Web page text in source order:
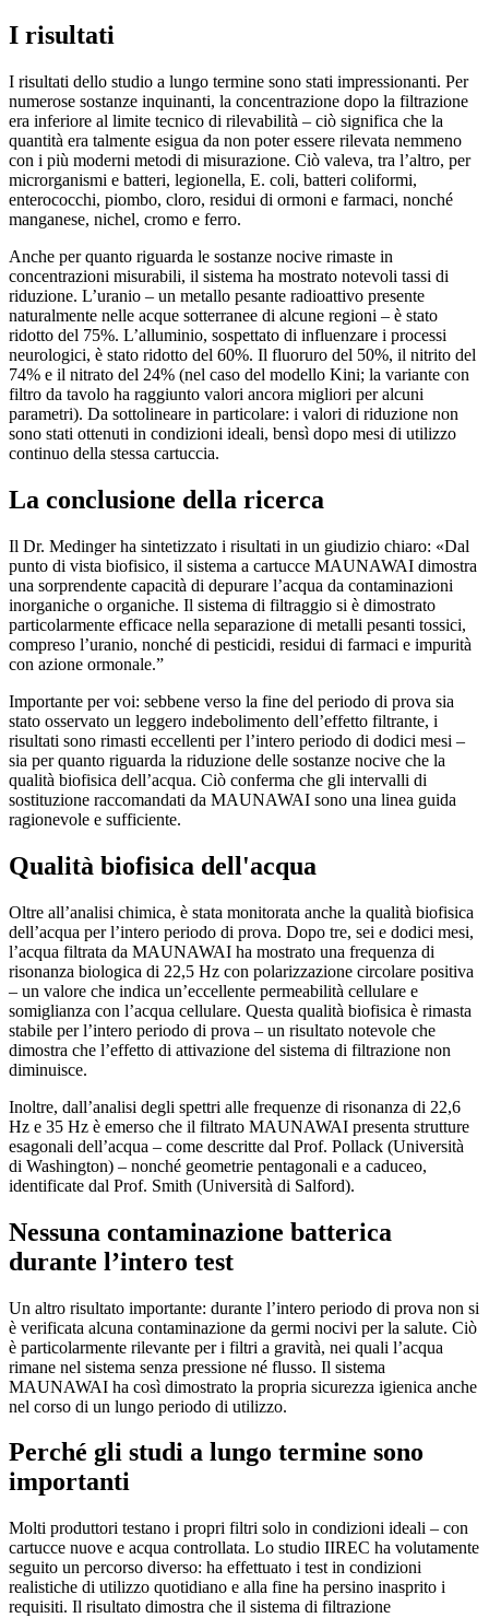
I risultati
I risultati dello studio a lungo termine sono stati impressionanti. Per
numerose sostanze inquinanti, la concentrazione dopo la filtrazione
era inferiore al limite tecnico di rilevabilità – ciò significa che la
quantità era talmente esigua da non poter essere rilevata nemmeno
con i più moderni metodi di misurazione. Ciò valeva, tra l’altro, per
microrganismi e batteri, legionella, E. coli, batteri coliformi,
enterococchi, piombo, cloro, residui di ormoni e farmaci, nonché
manganese, nichel, cromo e ferro.
Anche per quanto riguarda le sostanze nocive rimaste in
concentrazioni misurabili, il sistema ha mostrato notevoli tassi di
riduzione. L’uranio – un metallo pesante radioattivo presente
naturalmente nelle acque sotterranee di alcune regioni – è stato
ridotto del 75%. L’alluminio, sospettato di influenzare i processi
neurologici, è stato ridotto del 60%. Il fluoruro del 50%, il nitrito del
74% e il nitrato del 24% (nel caso del modello Kini; la variante con
filtro da tavolo ha raggiunto valori ancora migliori per alcuni
parametri). Da sottolineare in particolare: i valori di riduzione non
sono stati ottenuti in condizioni ideali, bensì dopo mesi di utilizzo
continuo della stessa cartuccia.
La conclusione della ricerca
Il Dr. Medinger ha sintetizzato i risultati in un giudizio chiaro: «Dal
punto di vista biofisico, il sistema a cartucce MAUNAWAI dimostra
una sorprendente capacità di depurare l’acqua da contaminazioni
inorganiche o organiche. Il sistema di filtraggio si è dimostrato
particolarmente efficace nella separazione di metalli pesanti tossici,
compreso l’uranio, nonché di pesticidi, residui di farmaci e impurità
con azione ormonale.”
Importante per voi: sebbene verso la fine del periodo di prova sia
stato osservato un leggero indebolimento dell’effetto filtrante, i
risultati sono rimasti eccellenti per l’intero periodo di dodici mesi –
sia per quanto riguarda la riduzione delle sostanze nocive che la
qualità biofisica dell’acqua. Ciò conferma che gli intervalli di
sostituzione raccomandati da MAUNAWAI sono una linea guida
ragionevole e sufficiente.
Qualità biofisica dell'acqua
Oltre all’analisi chimica, è stata monitorata anche la qualità biofisica
dell’acqua per l’intero periodo di prova. Dopo tre, sei e dodici mesi,
l’acqua filtrata da MAUNAWAI ha mostrato una frequenza di
risonanza biologica di 22,5 Hz con polarizzazione circolare positiva
– un valore che indica un’eccellente permeabilità cellulare e
somiglianza con l’acqua cellulare. Questa qualità biofisica è rimasta
stabile per l’intero periodo di prova – un risultato notevole che
dimostra che l’effetto di attivazione del sistema di filtrazione non
diminuisce.
Inoltre, dall’analisi degli spettri alle frequenze di risonanza di 22,6
Hz e 35 Hz è emerso che il filtrato MAUNAWAI presenta strutture
esagonali dell’acqua – come descritte dal Prof. Pollack (Università
di Washington) – nonché geometrie pentagonali e a caduceo,
identificate dal Prof. Smith (Università di Salford).
Nessuna contaminazione batterica
durante l’intero test
Un altro risultato importante: durante l’intero periodo di prova non si
è verificata alcuna contaminazione da germi nocivi per la salute. Ciò
è particolarmente rilevante per i filtri a gravità, nei quali l’acqua
rimane nel sistema senza pressione né flusso. Il sistema
MAUNAWAI ha così dimostrato la propria sicurezza igienica anche
nel corso di un lungo periodo di utilizzo.
Perché gli studi a lungo termine sono
importanti
Molti produttori testano i propri filtri solo in condizioni ideali – con
cartucce nuove e acqua controllata. Lo studio IIREC ha volutamente
seguito un percorso diverso: ha effettuato i test in condizioni
realistiche di utilizzo quotidiano e alla fine ha persino inasprito i
requisiti. Il risultato dimostra che il sistema di filtrazione